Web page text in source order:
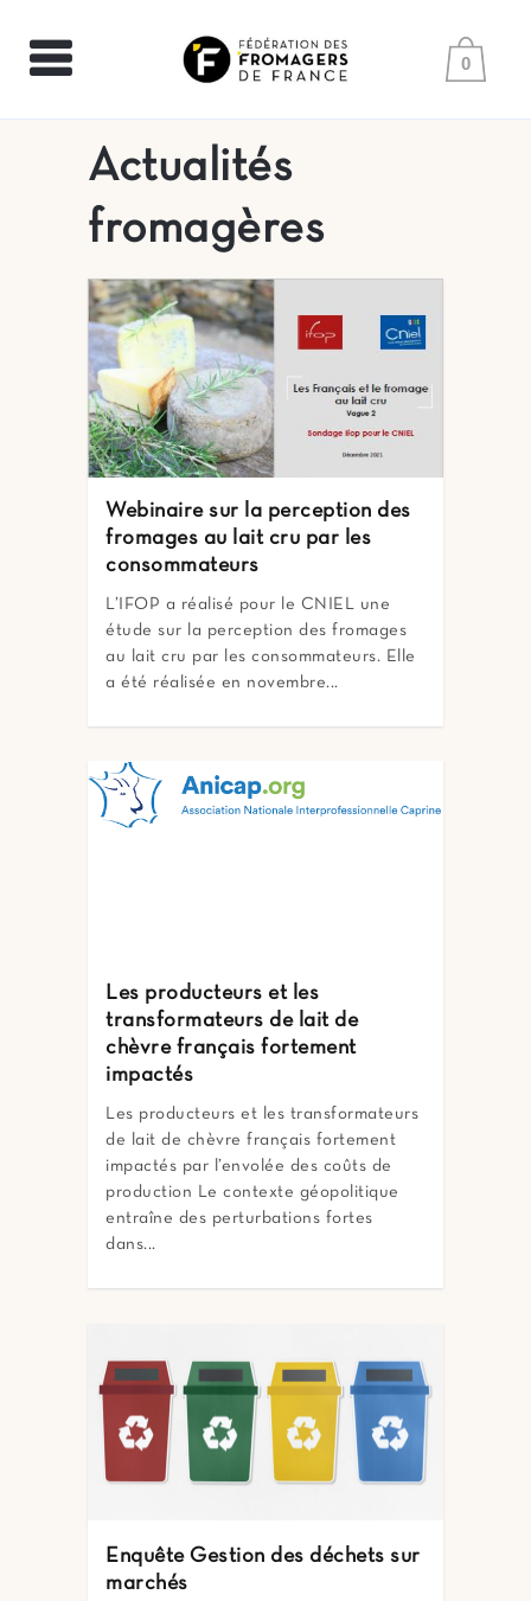
0
Actualités
fromagères
Webinaire sur la perception des
fromages au lait cru par les
consommateurs
L’IFOP a réalisé pour le CNIEL une
étude sur la perception des fromages
au lait cru par les consommateurs. Elle
a été réalisée en novembre...
Les producteurs et les
transformateurs de lait de
chèvre français fortement
impactés
Les producteurs et les transformateurs
de lait de chèvre français fortement
impactés par l’envolée des coûts de
production Le contexte géopolitique
entraîne des perturbations fortes
dans...
Enquête Gestion des déchets sur
marchés